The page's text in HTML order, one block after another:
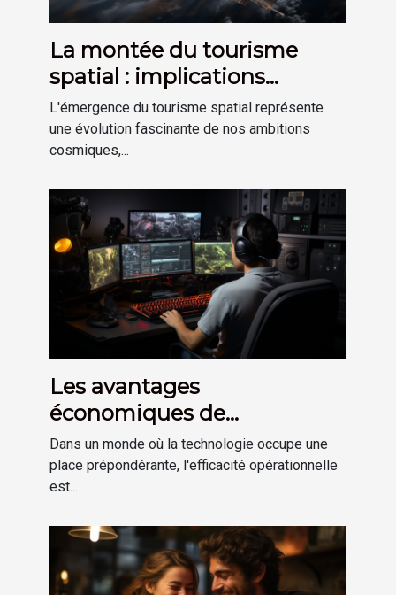
La montée du tourisme
spatial : implications
économiques et techniques
L'émergence du tourisme spatial représente
une évolution fascinante de nos ambitions
cosmiques,...
Les avantages
économiques de
l'amélioration de la
productivité grâce aux
accessoires informatiques
spécialisés
Dans un monde où la technologie occupe une
place prépondérante, l'efficacité opérationnelle
est...